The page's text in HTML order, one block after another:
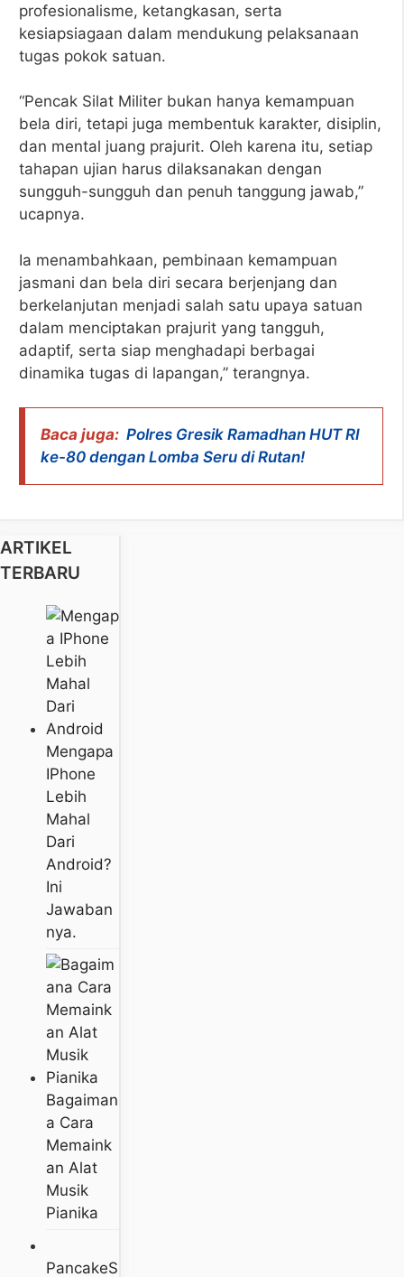
profesionalisme, ketangkasan, serta
kesiapsiagaan dalam mendukung pelaksanaan
tugas pokok satuan.
“Pencak Silat Militer bukan hanya kemampuan
bela diri, tetapi juga membentuk karakter, disiplin,
dan mental juang prajurit. Oleh karena itu, setiap
tahapan ujian harus dilaksanakan dengan
sungguh-sungguh dan penuh tanggung jawab,”
ucapnya.
Ia menambahkaan, pembinaan kemampuan
jasmani dan bela diri secara berjenjang dan
berkelanjutan menjadi salah satu upaya satuan
dalam menciptakan prajurit yang tangguh,
adaptif, serta siap menghadapi berbagai
dinamika tugas di lapangan,” terangnya.
Baca juga: Polres Gresik Ramadhan HUT RI
ke-80 dengan Lomba Seru di Rutan!
ARTIKEL
TERBARU
Mengapa
IPhone
Lebih
Mahal
Dari
Android?
Ini
Jawaban
Nya.
Bagaiman
A Cara
Memaink
An Alat
Musik
Pianika
PancakeS